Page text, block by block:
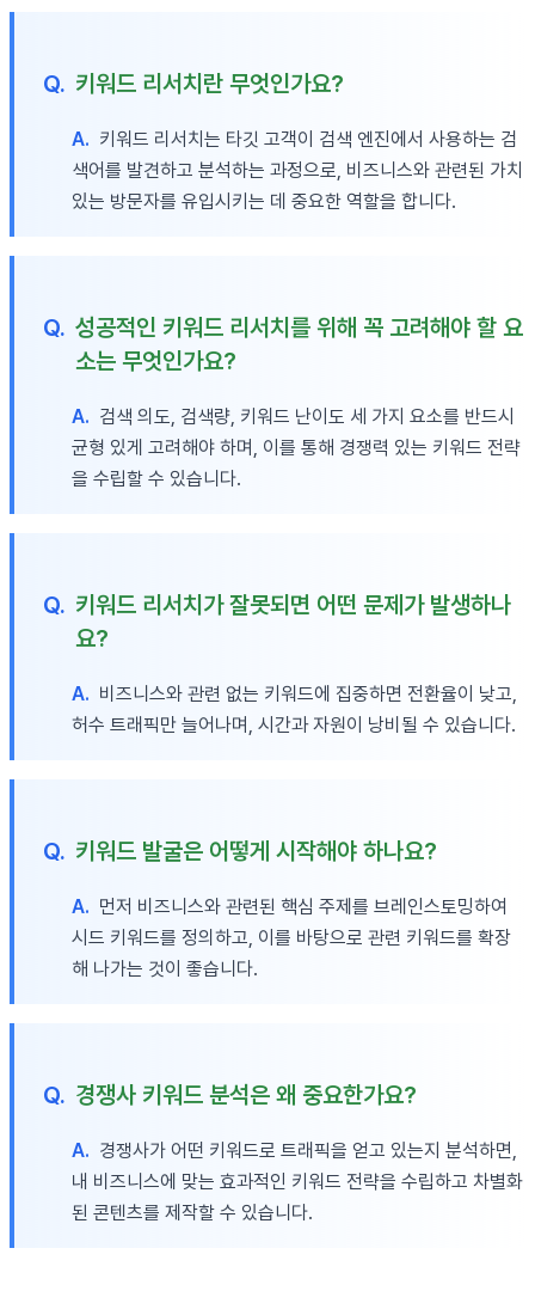
Q. 키워드 리서치란 무엇인가요?
A. 키워드 리서치는 타깃 고객이 검색 엔진에서 사용하는 검
색어를 발견하고 분석하는 과정으로, 비즈니스와 관련된 가치
있는 방문자를 유입시키는 데 중요한 역할을 합니다.
Q. 성공적인 키워드 리서치를 위해 꼭 고려해야 할 요
소는 무엇인가요?
A. 검색 의도, 검색량, 키워드 난이도 세 가지 요소를 반드시
균형 있게 고려해야 하며, 이를 통해 경쟁력 있는 키워드 전략
을 수립할 수 있습니다.
Q. 키워드 리서치가 잘못되면 어떤 문제가 발생하나
요?
A. 비즈니스와 관련 없는 키워드에 집중하면 전환율이 낮고,
허수 트래픽만 늘어나며, 시간과 자원이 낭비될 수 있습니다.
Q. 키워드 발굴은 어떻게 시작해야 하나요?
A. 먼저 비즈니스와 관련된 핵심 주제를 브레인스토밍하여
시드 키워드를 정의하고, 이를 바탕으로 관련 키워드를 확장
해 나가는 것이 좋습니다.
Q. 경쟁사 키워드 분석은 왜 중요한가요?
A. 경쟁사가 어떤 키워드로 트래픽을 얻고 있는지 분석하면,
내 비즈니스에 맞는 효과적인 키워드 전략을 수립하고 차별화
된 콘텐츠를 제작할 수 있습니다.